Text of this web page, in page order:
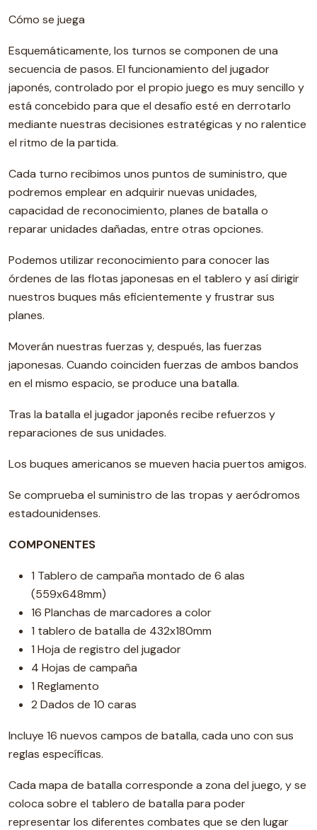
Cómo se juega
Esquemáticamente, los turnos se componen de una
secuencia de pasos. El funcionamiento del jugador
japonés, controlado por el propio juego es muy sencillo y
está concebido para que el desafío esté en derrotarlo
mediante nuestras decisiones estratégicas y no ralentice
el ritmo de la partida.
Cada turno recibimos unos puntos de suministro, que
podremos emplear en adquirir nuevas unidades,
capacidad de reconocimiento, planes de batalla o
reparar unidades dañadas, entre otras opciones.
Podemos utilizar reconocimiento para conocer las
órdenes de las flotas japonesas en el tablero y así dirigir
nuestros buques más eficientemente y frustrar sus
planes.
Moverán nuestras fuerzas y, después, las fuerzas
japonesas. Cuando coinciden fuerzas de ambos bandos
en el mismo espacio, se produce una batalla.
Tras la batalla el jugador japonés recibe refuerzos y
reparaciones de sus unidades.
Los buques americanos se mueven hacia puertos amigos.
Se comprueba el suministro de las tropas y aeródromos
estadounidenses.
COMPONENTES
1 Tablero de campaña montado de 6 alas
(559x648mm)
16 Planchas de marcadores a color
1 tablero de batalla de 432x180mm
1 Hoja de registro del jugador
4 Hojas de campaña
1 Reglamento
2 Dados de 10 caras
Incluye 16 nuevos campos de batalla, cada uno con sus
reglas específicas.
Cada mapa de batalla corresponde a zona del juego, y se
coloca sobre el tablero de batalla para poder
representar los diferentes combates que se den lugar